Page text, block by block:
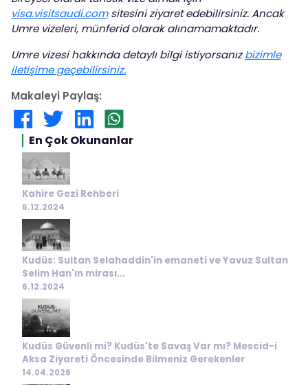
visa.visitsaudi.comsitesini ziyaret edebilirsiniz. Ancak
Umre vizeleri, münferid olarak alınamamaktadır.
Umre vizesi hakkında detaylı bilgi istiyorsanızbizimle
iletişime geçebilirsiniz.
Makaleyi Paylaş:
En Çok Okunanlar
Kahire Gezi Rehberi
6.12.2024
Kudüs: Sultan Selahaddin'in emaneti ve Yavuz Sultan
Selim Han'ın mirası...
6.12.2024
Kudüs Güvenli mi? Kudüs'te Savaş Var mı? Mescid-i
Aksa Ziyareti Öncesinde Bilmeniz Gerekenler
14.04.2026